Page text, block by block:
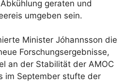
geraten und
umgeben sein.
Minister Jóhannsson die
Forschungsergebnisse,
an der Stabilität der AMOC
im September stufte der